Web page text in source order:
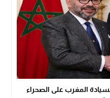
المغرب على الصحراء